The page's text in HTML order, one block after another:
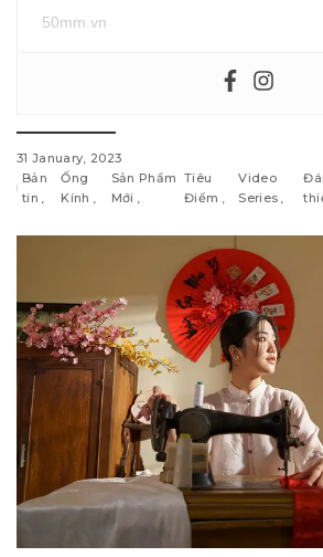
50mm.vn
31 January, 2023
Bản
tin
Ống
Kính
Sản Phẩm
Mới
Tiêu
Điểm
Video
Series